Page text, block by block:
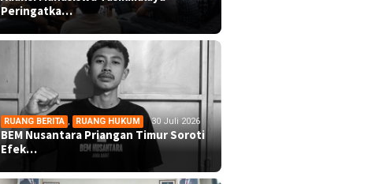
Peringatka…
RUANG BERITA , RUANG HUKUM 30 Juli 2026
BEM Nusantara Priangan Timur Soroti
Efek…